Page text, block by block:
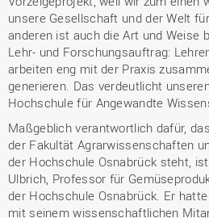
unsere Gesellschaft und der Welt
anderen ist auch die Art und Weise
Lehr- und Forschungsauftrag:
arbeiten eng mit der Praxis
generieren. Das verdeutlicht
Hochschule für Angewandte
Maßgeblich verantwortlich dafür,
der Fakultät Agrarwissenschaften
der Hochschule Osnabrück steht,
Ulbrich, Professor für
der Hochschule Osnabrück. Er
mit seinem wissenschaftlichen